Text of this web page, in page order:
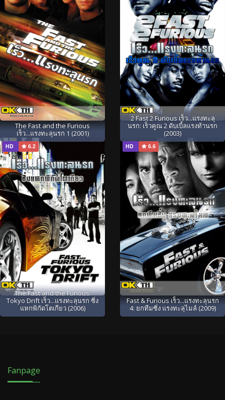
The Fast and the Furious
เร็ว...แรงทะลุนรก 1 (2001)
2 Fast 2 Furious เร็ว...แรงทะลุ
นรก: เร็วคูณ 2 ดับเบิ้ลแรงท้านรก
(2003)
HD 6.2
The Fast and the Furious:
Tokyo Drift เร็ว...แรงทะลุนรก ซิ่ง
แหกพิกัดโตเกียว (2006)
HD 6.6
Fast & Furious เร็ว...แรงทะลุนรก
4: ยกทีมซิ่ง แรงทะลุไมล์ (2009)
Fanpage